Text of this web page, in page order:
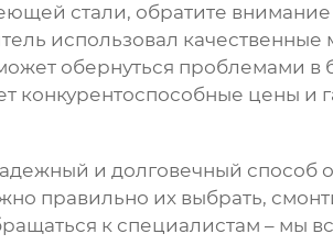
стали, обратите
использовал
может обернуться
конкурентоспособные цены и
и долговечный способ
правильно их выбрать,
к специалистам – мы